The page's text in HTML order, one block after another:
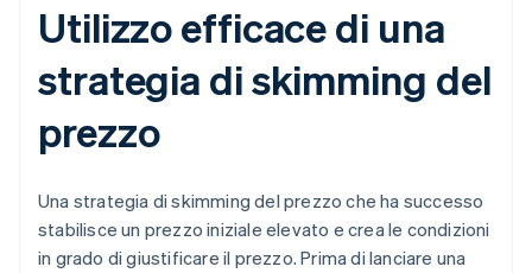
Utilizzo efficace di una
strategia di skimming del
prezzo
Una strategia di skimming del prezzo che ha successo
stabilisce un prezzo iniziale elevato e crea le condizioni
in grado di giustificare il prezzo. Prima di lanciare una